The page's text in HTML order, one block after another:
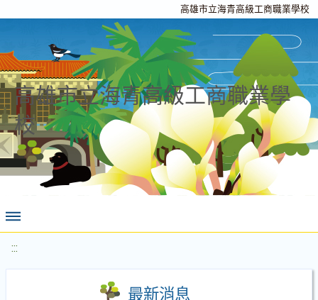
高雄市立海青高級工商職業學校
高雄市立海青高級工商職業學
校
:::
最新消息